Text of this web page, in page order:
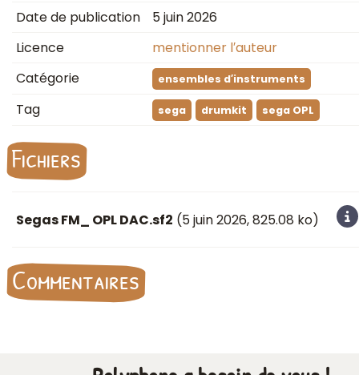
Date de publication
5 juin 2026
Licence
mentionner l′auteur
Catégorie
ensembles d′instruments
Tag sega drumkit sega OPL
Fichiers
Segas FM_ OPL DAC.sf2 (5 juin 2026, 825.08 ko)
Commentaires